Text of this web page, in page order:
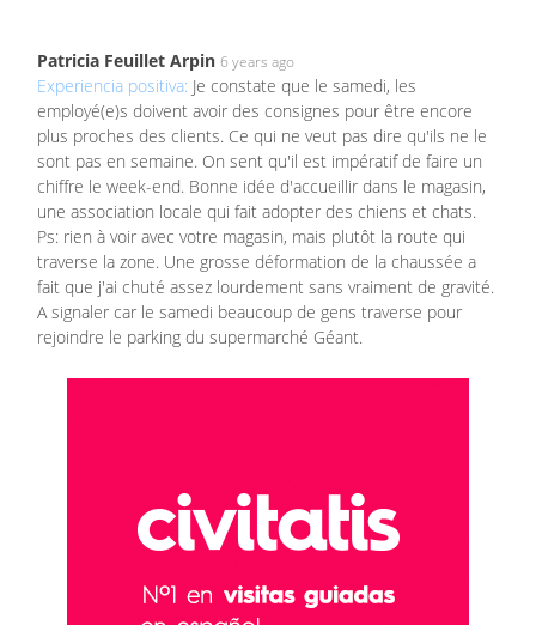
Patricia Feuillet Arpin 6 years ago
Experiencia positiva: Je constate que le samedi, les
employé(e)s doivent avoir des consignes pour être encore
plus proches des clients. Ce qui ne veut pas dire qu'ils ne le
sont pas en semaine. On sent qu'il est impératif de faire un
chiffre le week-end. Bonne idée d'accueillir dans le magasin,
une association locale qui fait adopter des chiens et chats.
Ps: rien à voir avec votre magasin, mais plutôt la route qui
traverse la zone. Une grosse déformation de la chaussée a
fait que j'ai chuté assez lourdement sans vraiment de gravité.
A signaler car le samedi beaucoup de gens traverse pour
rejoindre le parking du supermarché Géant.